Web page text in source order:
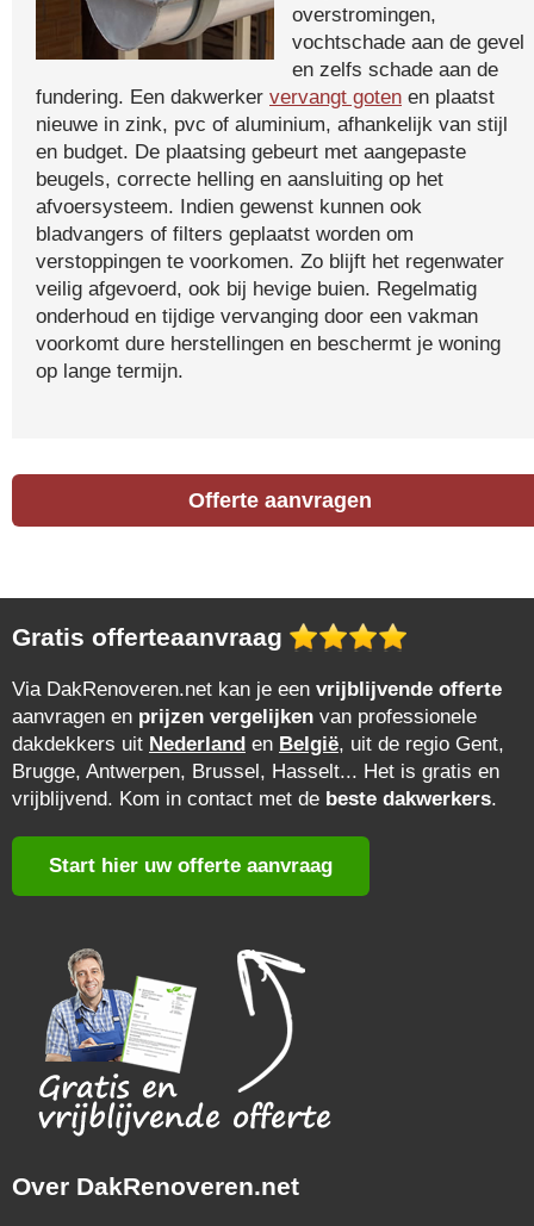
overstromingen,
vochtschade aan de gevel
en zelfs schade aan de
fundering. Een dakwerker vervangt goten en plaatst
nieuwe in zink, pvc of aluminium, afhankelijk van stijl
en budget. De plaatsing gebeurt met aangepaste
beugels, correcte helling en aansluiting op het
afvoersysteem. Indien gewenst kunnen ook
bladvangers of filters geplaatst worden om
verstoppingen te voorkomen. Zo blijft het regenwater
veilig afgevoerd, ook bij hevige buien. Regelmatig
onderhoud en tijdige vervanging door een vakman
voorkomt dure herstellingen en beschermt je woning
op lange termijn.
Offerte aanvragen
Gratis offerteaanvraag
Via DakRenoveren.net kan je een vrijblijvende offerte
aanvragen en prijzen vergelijken van professionele
dakdekkers uit Nederland en België, uit de regio Gent,
Brugge, Antwerpen, Brussel, Hasselt... Het is gratis en
vrijblijvend. Kom in contact met de beste dakwerkers.
Start hier uw offerte aanvraag
Over DakRenoveren.net